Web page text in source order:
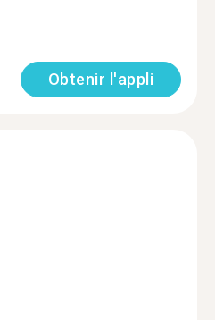
Obtenir l'appli